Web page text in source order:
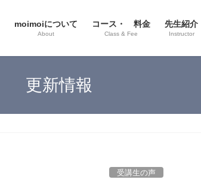
moimoiについて
About
コース・ 料金
Class & Fee
先生紹介
Instructor
更新情報
受講生の声